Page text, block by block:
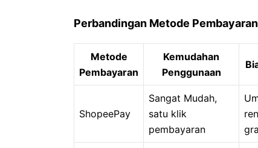
Perbandingan Metode Pembayaran
Metode
Pembayaran
Kemudahan
Penggunaan
ShopeePay
Sangat Mudah,
satu klik
pembayaran